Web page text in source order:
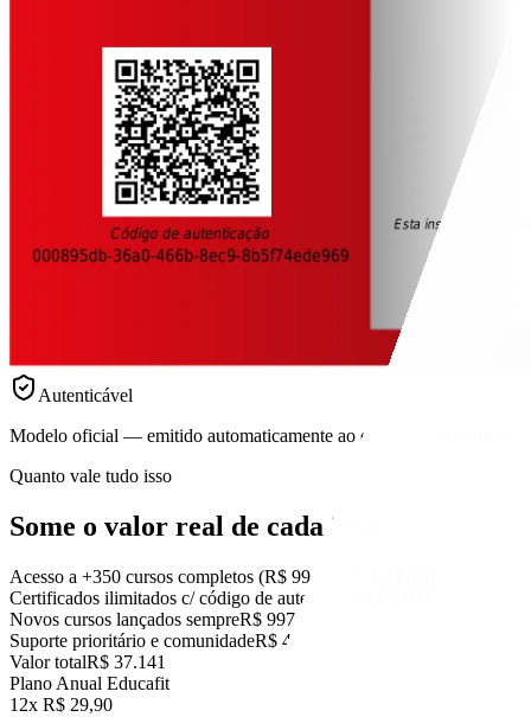
Autenticável
Modelo oficial — emitido automaticamente ao concluir cada curso.
Quanto vale tudo isso
Some o valor real de cada item.
Acesso a +350 cursos completos (R$ 99 cada)
Certificados ilimitados c/ código de autenticidade
Novos cursos lançados sempreR$ 997
Suporte prioritário e comunidadeR$ 497
Valor totalR$ 37.141
Plano Anual Educafit
12x R$ 29,90